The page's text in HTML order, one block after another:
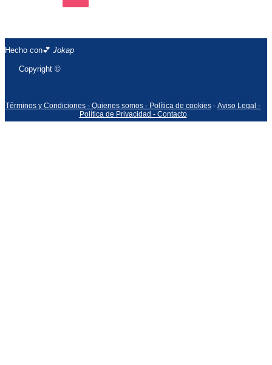
Hecho con💕 Jokap
Copyright ©
Términos y Condiciones - Quienes somos - Política de cookies - Aviso Legal -
Política de Privacidad - Contacto